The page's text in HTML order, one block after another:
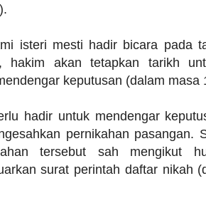
isteri mesti hadir bicara pada
hakim akan tetapkan tarikh
keputusan (dalam masa
hadir untuk mendengar
pernikahan pasangan.
tersebut sah mengikut
surat perintah daftar nikah